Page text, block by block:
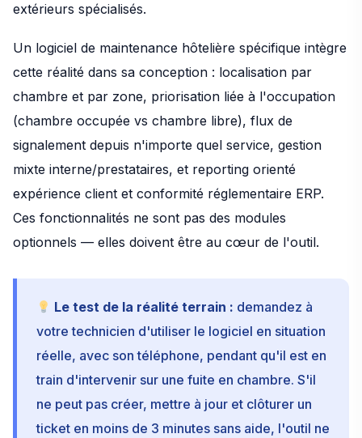
extérieurs spécialisés.
Un logiciel de maintenance hôtelière spécifique intègre
cette réalité dans sa conception : localisation par
chambre et par zone, priorisation liée à l'occupation
(chambre occupée vs chambre libre), flux de
signalement depuis n'importe quel service, gestion
mixte interne/prestataires, et reporting orienté
expérience client et conformité réglementaire ERP.
Ces fonctionnalités ne sont pas des modules
optionnels — elles doivent être au cœur de l'outil.
Le test de la réalité terrain : demandez à
votre technicien d'utiliser le logiciel en situation
réelle, avec son téléphone, pendant qu'il est en
train d'intervenir sur une fuite en chambre. S'il
ne peut pas créer, mettre à jour et clôturer un
ticket en moins de 3 minutes sans aide, l'outil ne